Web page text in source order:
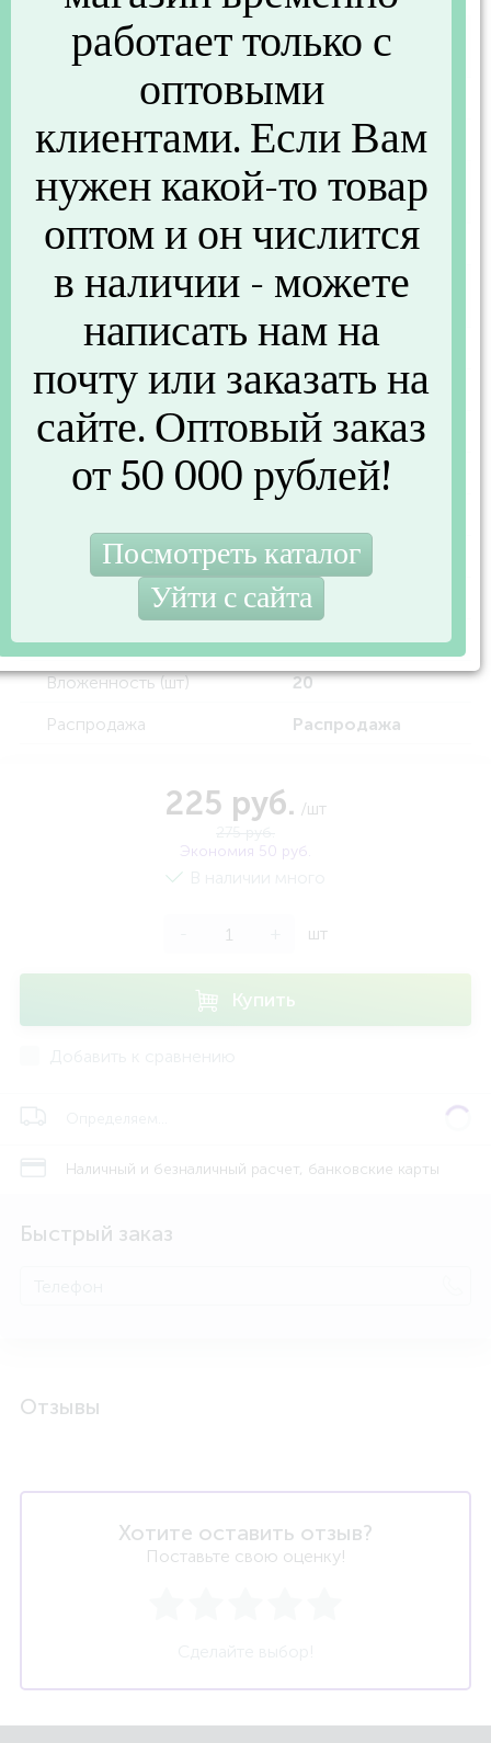
Основные
R102229
Бренд
ROZENBAL
Размеры и вес
Вес (г) 372
Другие параметры
Материал
Пластик
Вес (кг)
0.372
Объем (м3)
0,01
Вес без упаковки (кг)
0,335
Штрихкод
3142761022291
Вид упаковки
Пакет
Страна производства
Франция
Вложенность (шт)
20
Распродажа
Распродажа
225 руб. /шт
Экономия 50 руб.
шт
Купить
Наличный и безналичный расчет, банковские карты
Быстрый заказ
Отзывы
Хотите оставить отзыв?
Поставьте свою оценку!
работает только с
оптовыми
клиентами. Если Вам
нужен какой-то товар
оптом и он числится
в наличии - можете
написать нам на
почту или заказать на
сайте. Оптовый заказ
от 50 000 рублей!